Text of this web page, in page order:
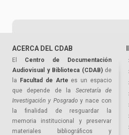
ACERCA DEL CDAB
El Centro de Documentación
Audiovisual y Biblioteca (CDAB)de
la
Facultad de Arte es un espacio
que depende de la Secretaría de
Investigación y Posgrado y nace con
la finalidad de resguardar la
memoria institucional y preservar
materiales bibliográficos y